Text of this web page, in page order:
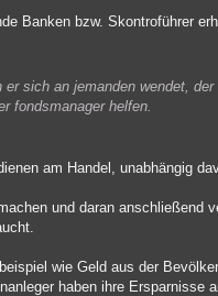
Banken bzw. Skontroführer
sich an jemanden wendet,
fondsmanager helfen.
am Handel, unabhängig
und daran anschließend
wie Geld aus der
haben ihre Ersparnisse